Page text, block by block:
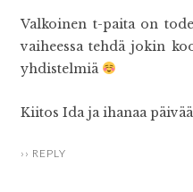
Valkoinen t-paita on
vaiheessa tehdä jokin
yhdistelmiä
Kiitos Ida ja ihanaa
REPLY